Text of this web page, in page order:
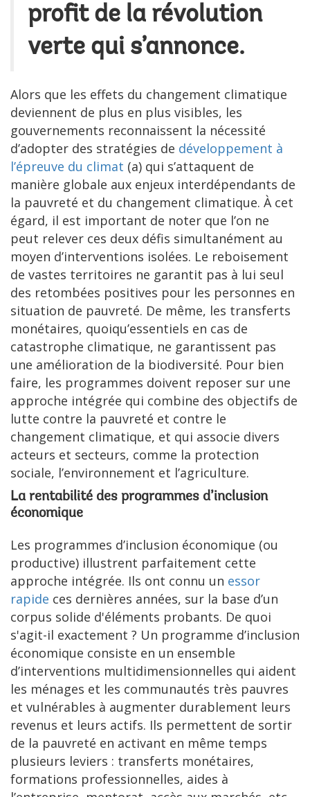
profit de la révolution
verte qui s’annonce.
Alors que les effets du changement climatique
deviennent de plus en plus visibles, les
gouvernements reconnaissent la nécessité
d’adopter des stratégies de développement à
l’épreuve du climat (a) qui s’attaquent de
manière globale aux enjeux interdépendants de
la pauvreté et du changement climatique. À cet
égard, il est important de noter que l’on ne
peut relever ces deux défis simultanément au
moyen d’interventions isolées. Le reboisement
de vastes territoires ne garantit pas à lui seul
des retombées positives pour les personnes en
situation de pauvreté. De même, les transferts
monétaires, quoiqu’essentiels en cas de
catastrophe climatique, ne garantissent pas
une amélioration de la biodiversité. Pour bien
faire, les programmes doivent reposer sur une
approche intégrée qui combine des objectifs de
lutte contre la pauvreté et contre le
changement climatique, et qui associe divers
acteurs et secteurs, comme la protection
sociale, l’environnement et l’agriculture.
La rentabilité des programmes d’inclusion
économique
Les programmes d’inclusion économique (ou
productive) illustrent parfaitement cette
approche intégrée. Ils ont connu un essor
rapide ces dernières années, sur la base d’un
corpus solide d'éléments probants. De quoi
s'agit-il exactement ? Un programme d’inclusion
économique consiste en un ensemble
d’interventions multidimensionnelles qui aident
les ménages et les communautés très pauvres
et vulnérables à augmenter durablement leurs
revenus et leurs actifs. Ils permettent de sortir
de la pauvreté en activant en même temps
plusieurs leviers : transferts monétaires,
formations professionnelles, aides à